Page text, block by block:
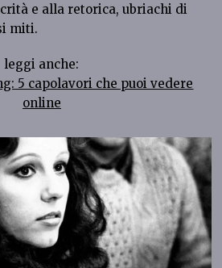
e alla retorica, ubriachi di
miti.
leggi anche:
5 capolavori che puoi vedere
online